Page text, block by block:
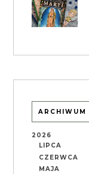
ARCHIWUM
2026
LIPCA
CZERWCA
MAJA